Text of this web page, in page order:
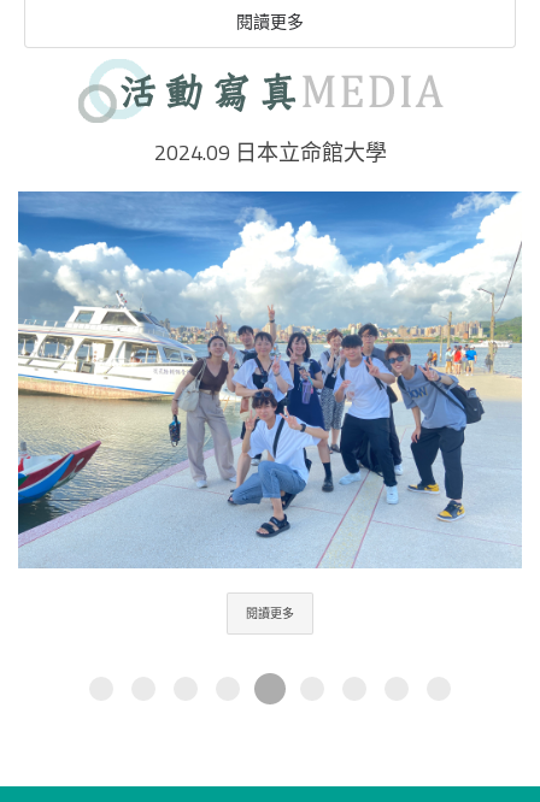
閱讀更多
2024.09 日本立命館大學
閱讀更多